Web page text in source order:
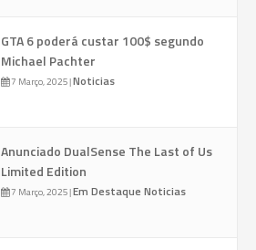
GTA 6 poderá custar 100$ segundo
Michael Pachter
7 Março, 2025|Noticias
Anunciado DualSense The Last of Us
Limited Edition
7 Março, 2025|Em Destaque Noticias